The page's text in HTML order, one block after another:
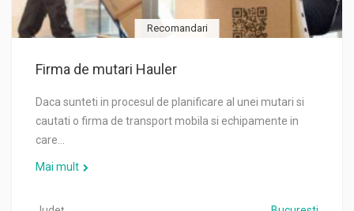
Recomandari
Firma de mutari Hauler
Daca sunteti in procesul de planificare al unei mutari si
cautati o firma de transport mobila si echipamente in
care…
Mai mult